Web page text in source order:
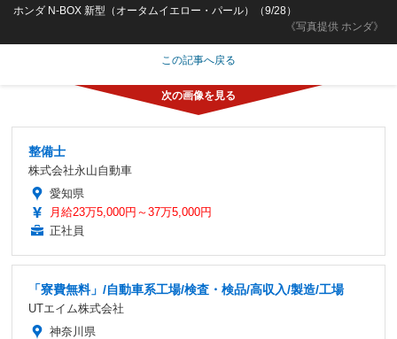
《写真提供 ホンダ》
ホンダ N-BOX 新型（オータムイエロー・パール）（9/28）
この記事へ戻る
整備士
株式会社永山自動車
愛知県
月給23万5,000円～37万5,000円
正社員
「寮費無料」/自動車系工場/検査・検品/高収入/製造/工場
UTエイム株式会社
神奈川県